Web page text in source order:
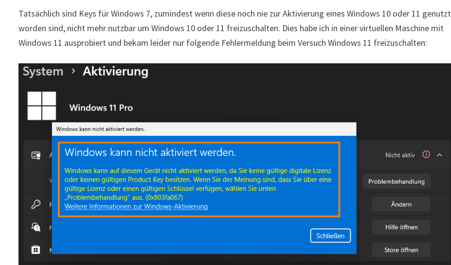
Tatsächlich sind Keys für Windows 7, zumindest wenn diese noch nie zur Aktivierung eines Windows 10 oder 11 genutzt
worden sind, nicht mehr nutzbar um Windows 10 oder 11 freizuschalten. Dies habe ich in einer virtuellen Maschine mit
Windows 11 ausprobiert und bekam leider nur folgende Fehlermeldung beim Versuch Windows 11 freizuschalten: